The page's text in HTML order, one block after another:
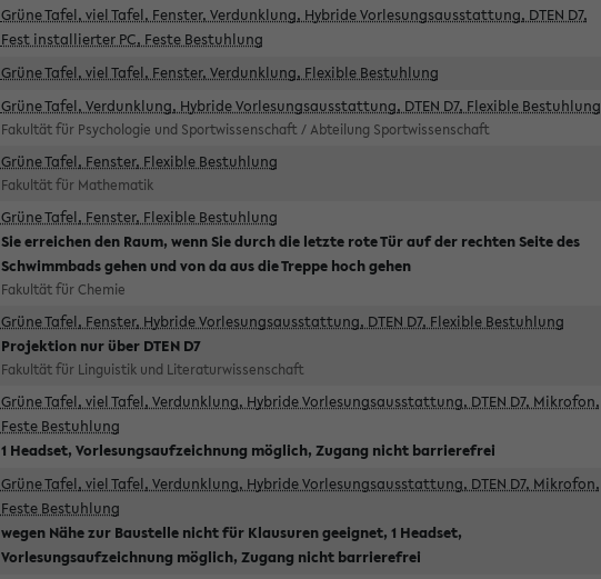
Grüne Tafel, viel Tafel, Fenster, Verdunklung, Hybride Vorlesungsausstattung, DTEN D7,
Fest installierter PC, Feste Bestuhlung
Grüne Tafel, viel Tafel, Fenster, Verdunklung, Flexible Bestuhlung
Grüne Tafel, Verdunklung, Hybride Vorlesungsausstattung, DTEN D7, Flexible Bestuhlung
Fakultät für Psychologie und Sportwissenschaft / Abteilung Sportwissenschaft
Grüne Tafel, Fenster, Flexible Bestuhlung
Fakultät für Mathematik
Grüne Tafel, Fenster, Flexible Bestuhlung
Sie erreichen den Raum, wenn Sie durch die letzte rote Tür auf der rechten Seite des
Schwimmbads gehen und von da aus die Treppe hoch gehen
Fakultät für Chemie
Grüne Tafel, Fenster, Hybride Vorlesungsausstattung, DTEN D7, Flexible Bestuhlung
Projektion nur über DTEN D7
Fakultät für Linguistik und Literaturwissenschaft
Grüne Tafel, viel Tafel, Verdunklung, Hybride Vorlesungsausstattung, DTEN D7, Mikrofon,
Feste Bestuhlung
1 Headset, Vorlesungsaufzeichnung möglich, Zugang nicht barrierefrei
Grüne Tafel, viel Tafel, Verdunklung, Hybride Vorlesungsausstattung, DTEN D7, Mikrofon,
Feste Bestuhlung
wegen Nähe zur Baustelle nicht für Klausuren geeignet, 1 Headset,
Vorlesungsaufzeichnung möglich, Zugang nicht barrierefrei